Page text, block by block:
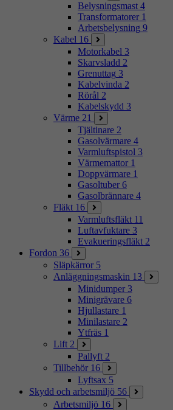
Belysningsmast 4
Transformatorer 1
Arbetsbelysning 9
Kabel 16
Motorkabel 3
Skarvsladd 2
Grenuttag 3
Kabelvinda 2
Rörål 2
Kabelskydd 3
Värme 21
Tjältinare 2
Gasolvärmare 4
Varmluftspistol 3
Värmemattor 1
Doppvärmare 1
Gasoltuber 6
Gasolbrännare 4
Fläkt 16
Varmluftsfläkt 11
Luftavfuktare 3
Evakueringsfläkt 2
Fordon 36
Släpkärror 5
Anläggningsmaskin 13
Minidumper 3
Minigrävare 6
Hjullastare 1
Minilastare 2
Ytfräs 1
Lift 2
Pallyft 2
Tillbehör 16
Lyftsax 5
Skydd och arbetsmiljö 56
Arbetsmiljö 16